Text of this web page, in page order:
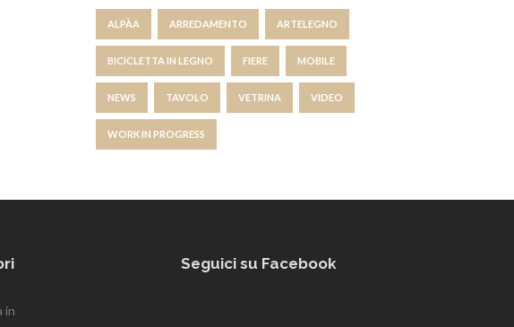
ALPÀA ARREDAMENTO ARTELEGNO
BICICLETTA IN LEGNO FIERE MOBILE
NEWS TAVOLO VETRINA VIDEO
WORK IN PROGRESS
Seguici su Facebook